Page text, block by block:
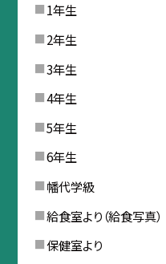
1年生
2年生
3年生
4年生
5年生
6年生
幡代学級
給食室より（給食写真）
保健室より